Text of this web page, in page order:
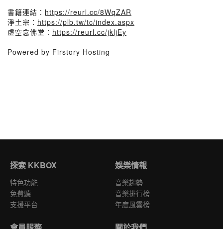
書籍連結： https://reurl.cc/8WqZAR
淨土宗： https://plb.tw/tc/index.aspx
虛空念佛堂： https://reurl.cc/jkljEy
Powered by Firstory Hosting
探索 KKBOX
特色功能
免費聽
支援平台
娛樂情報
音樂趨勢
音樂排行榜
年度風雲榜